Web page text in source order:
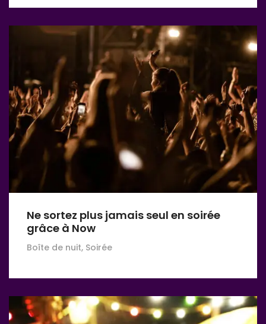
Ne sortez plus jamais seul en soirée
grâce à Now
Boîte de nuit, Soirée